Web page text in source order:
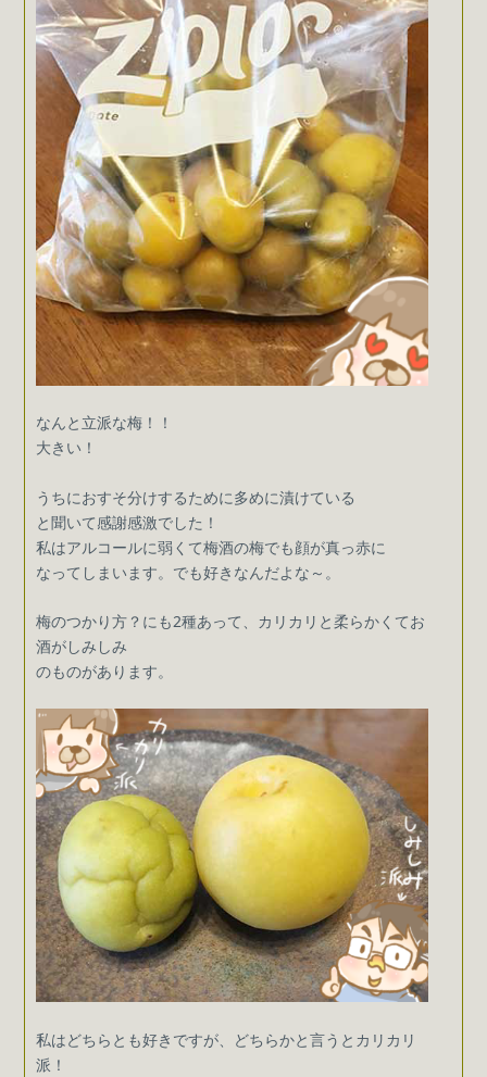
なんと立派な梅！！
大きい！
うちにおすそ分けするために多めに漬けている
と聞いて感謝感激でした！
私はアルコールに弱くて梅酒の梅でも顔が真っ赤に
なってしまいます。でも好きなんだよな～。
梅のつかり方？にも2種あって、カリカリと柔らかくてお
酒がしみしみ
のものがあります。
私はどちらとも好きですが、どちらかと言うとカリカリ
派！